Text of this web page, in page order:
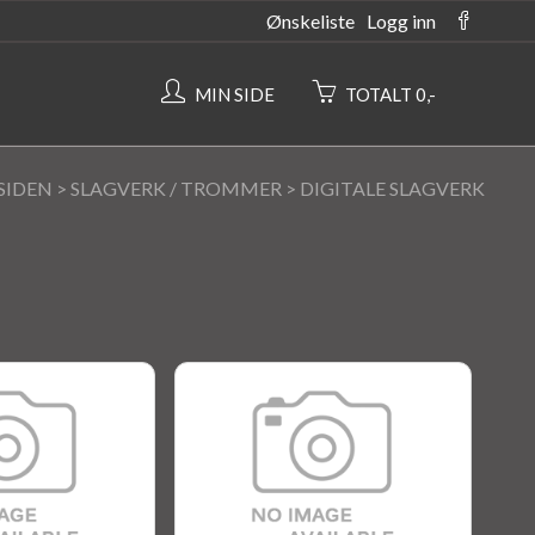
Ønskeliste Logg inn
MIN SIDE TOTALT 0,-
> SLAGVERK / TROMMER > DIGITALE SLAGVERK